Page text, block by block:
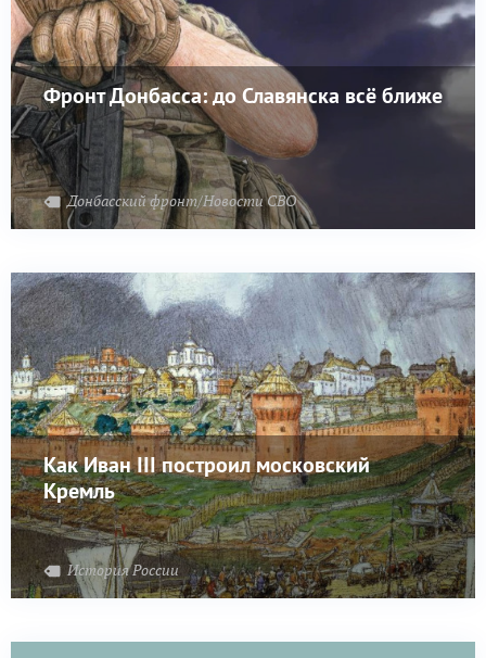
Фронт Донбасса: до Славянска всё ближе
Донбасский фронт/Новости СВО
Как Иван III построил московский
Кремль
История России